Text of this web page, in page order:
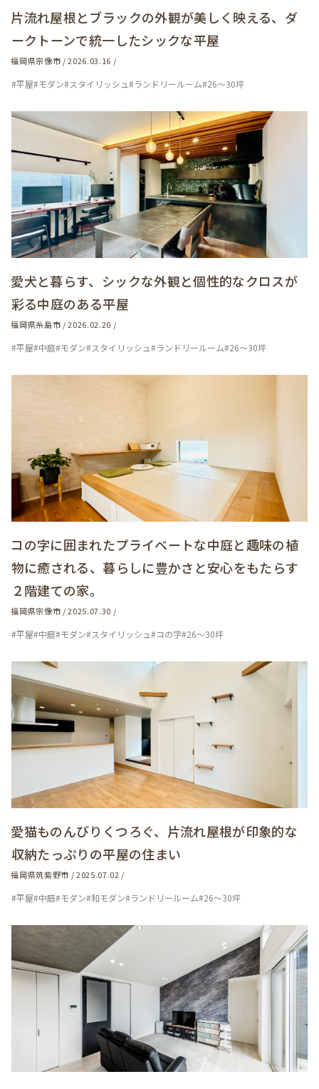
片流れ屋根とブラックの外観が美しく映える、ダ
ークトーンで統一したシックな平屋
福岡県宗像市 / 2026.03.16 /
#平屋#モダン#スタイリッシュ#ランドリールーム#26～30坪
愛犬と暮らす、シックな外観と個性的なクロスが
彩る中庭のある平屋
福岡県糸島市 / 2026.02.20 /
#平屋#中庭#モダン#スタイリッシュ#ランドリールーム#26～30坪
コの字に囲まれたプライベートな中庭と趣味の植
物に癒される、暮らしに豊かさと安心をもたらす
２階建ての家。
福岡県宗像市 / 2025.07.30 /
#平屋#中庭#モダン#スタイリッシュ#コの字#26～30坪
愛猫ものんびりくつろぐ、片流れ屋根が印象的な
収納たっぷりの平屋の住まい
福岡県筑紫野市 / 2025.07.02 /
#平屋#中庭#モダン#和モダン#ランドリールーム#26～30坪